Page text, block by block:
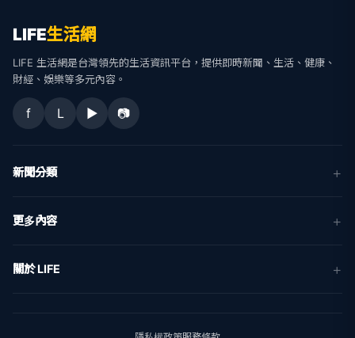
LIFE生活網
LIFE 生活網是台灣領先的生活資訊平台，提供即時新聞、生活、健康、
財經、娛樂等多元內容。
f L ▶ 📷
新聞分類
健康
更多內容
關於 LIFE